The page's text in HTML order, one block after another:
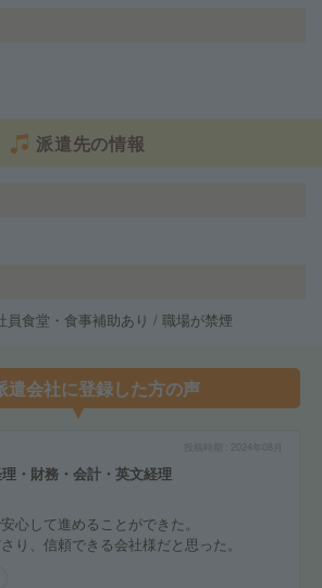
派遣先の情報
食堂・食事補助あり / 職場が禁煙
遣会社に登録した方の声
2024年08月
・財務・会計・英文経理
心して進めることができた。
り、信頼できる会社様だと思った。